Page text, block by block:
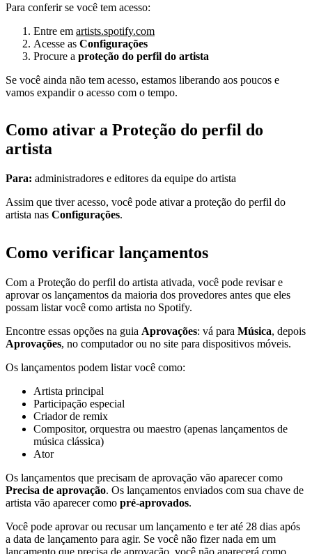
Para conferir se você tem acesso:
Entre em artists.spotify.com
Acesse as Configurações
Procure a proteção do perfil do artista
Se você ainda não tem acesso, estamos liberando aos poucos e
vamos expandir o acesso com o tempo.
Como ativar a Proteção do perfil do
artista
Para: administradores e editores da equipe do artista
Assim que tiver acesso, você pode ativar a proteção do perfil do
artista nas Configurações.
Como verificar lançamentos
Com a Proteção do perfil do artista ativada, você pode revisar e
aprovar os lançamentos da maioria dos provedores antes que eles
possam listar você como artista no Spotify.
Encontre essas opções na guia Aprovações: vá para Música, depois
Aprovações, no computador ou no site para dispositivos móveis.
Os lançamentos podem listar você como:
Artista principal
Participação especial
Criador de remix
Compositor, orquestra ou maestro (apenas lançamentos de
música clássica)
Ator
Os lançamentos que precisam de aprovação vão aparecer como
Precisa de aprovação. Os lançamentos enviados com sua chave de
artista vão aparecer como pré-aprovados.
Você pode aprovar ou recusar um lançamento e ter até 28 dias após
a data de lançamento para agir. Se você não fizer nada em um